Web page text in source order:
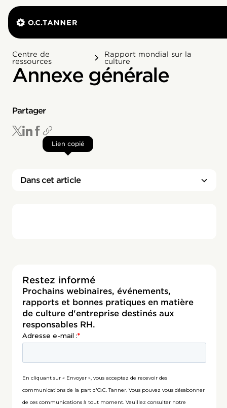
Centre de
ressources
Rapport mondial sur la
culture
Annexe générale
Partager
Lien copié
Dans cet article
Restez informé
Prochains webinaires, événements,
rapports et bonnes pratiques en matière
de culture d'entreprise destinés aux
responsables RH.